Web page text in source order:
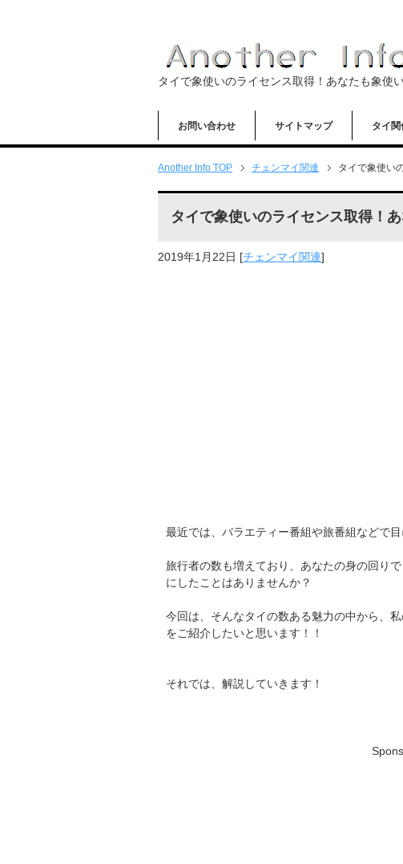
タイで象使いのライセンス取得！あなたも象使
お問い合わせ サイトマップ タイ関
Another Info TOP チェンマイ関連 タイで象使い
タイで象使いのライセンス取得！
2019年1月22日 [チェンマイ関連]
最近では、バラエティー番組や旅番組などで目
旅行者の数も増えており、あなたの身の回り
にしたことはありませんか？
今回は、そんなタイの数ある魅力の中から、
をご紹介したいと思います！！
それでは、解説していきます！